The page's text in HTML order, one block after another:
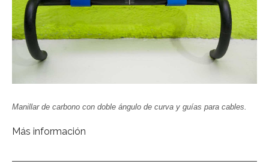
Manillar de carbono con doble ángulo de curva y guías para cables.
Más información